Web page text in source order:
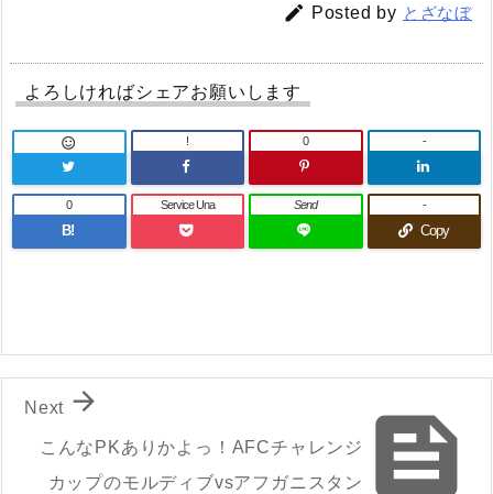
 Posted by とざなぼ
よろしければシェアお願いします
 ! 0 -
B!
0 Service Una Send
Copy
-

こんなPKありかよっ！AFCチャレンジ
カップのモルディブvsアフガニスタン

Next